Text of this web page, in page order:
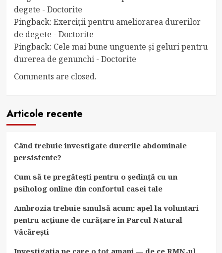
degete - Doctorite
Pingback: Exerciții pentru ameliorarea durerilor
de degete - Doctorite
Pingback: Cele mai bune unguente și geluri pentru
durerea de genunchi - Doctorite
Comments are closed.
Articole recente
Când trebuie investigate durerile abdominale
persistente?
Cum să te pregătești pentru o ședință cu un
psiholog online din confortul casei tale
Ambrozia trebuie smulsă acum: apel la voluntari
pentru acțiune de curățare în Parcul Natural
Văcărești
Investigatia pe care o tot amani — de ce RMN-ul